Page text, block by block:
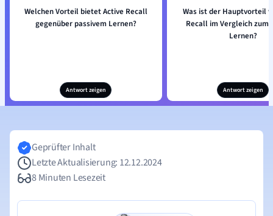
Welchen Vorteil bietet Active Recall
gegenüber passivem Lernen?
Antwort zeigen
Was ist der Hauptvorteil
Recall im Vergleich zum
Lernen?
Antwort zeigen
Geprüfter Inhalt
Letzte Aktualisierung: 12.12.2024
8 Minuten Lesezeit